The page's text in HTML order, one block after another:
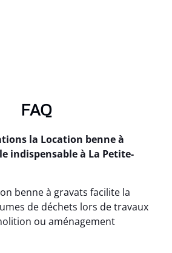
FAQ
la Location benne à
indispensable à La Petite-
benne à gravats facilite la
de déchets lors de travaux
ou aménagement